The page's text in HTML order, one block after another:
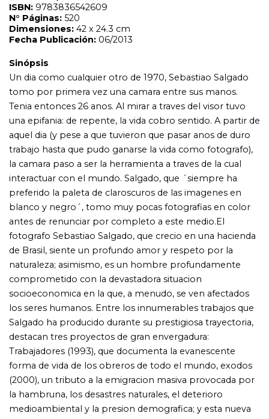
preferido la paleta de claroscuros de las imagenes en
blanco y negro´, tomo muy pocas fotografias en color
antes de renunciar por completo a este medio.El
fotografo Sebastiao Salgado, que crecio en una hacienda
naturaleza; asimismo, es un hombre profundamente
comprometido con la devastadora situacion
socioeconomica en la que, a menudo, se ven afectados
los seres humanos. Entre los innumerables trabajos que
destacan tres proyectos de gran envergadura:
Trabajadores (1993), que documenta la evanescente
forma de vida de los obreros de todo el mundo, exodos
(2000), un tributo a la emigracion masiva provocada por
la hambruna, los desastres naturales, el deterioro
obra, GeNESIS, que es el resultado de una epica
expedicion de ocho anos para redescubrir montanas,
desiertos, oceanos, animales y pueblos que han eludido
la impronta de la sociedad moderna: la tierra y la vida de
un planeta aun virgen. ´Alrededor del 46 % de la Tierra
del Genesis rnos recuerda Salgador. Debemos conservar
lo existente.´ El proyecto GeNESIS, junto con el Instituto
Terra, fundado por Lelia y Sebastiao Salgado, se propone
mostrar la belleza de nuestro planeta, revertir el dano
que se le ha causado y conservarlo para el futuro.En sus
canoas e incluso a bordo de globos aerostaticos, con un
calor y un frio extremos y en condiciones a menudo
peligrosas, Salgado creo una coleccion de imagenes que
nos muestran la naturaleza, los animales y los pueblos
indigenas con una sobrecogedora belleza. Salgado, que
compite con el virtuoso Ansel Adams, ofrece una nueva